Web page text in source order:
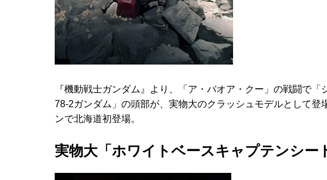
『機動戦士ガンダム』より、「ア・バオア・クー」の戦闘で
78-2ガンダム」の頭部が、実物大のクラッシュモデルとして登
ンで北海道初登場。
実物大「ホワイトベースキャプテンシ